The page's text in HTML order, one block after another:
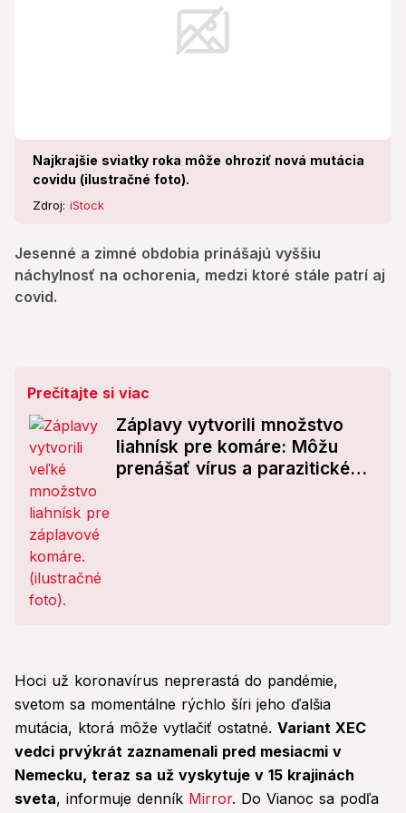
Najkrajšie sviatky roka môže ohroziť nová mutácia
covidu (ilustračné foto).
Zdroj: iStock
Jesenné a zimné obdobia prinášajú vyššiu
náchylnosť na ochorenia, medzi ktoré stále patrí aj
covid.
Prečítajte si viac
Záplavy vytvorili množstvo
liahnísk pre komáre: Môžu
prenášať vírus a parazitické
Hoci už koronavírus neprerastá do pandémie,
svetom sa momentálne rýchlo šíri jeho ďalšia
mutácia, ktorá môže vytlačiť ostatné. Variant XEC
vedci prvýkrát zaznamenali pred mesiacmi v
Nemecku, teraz sa už vyskytuje v 15 krajinách
sveta, informuje denník Mirror. Do Vianoc sa podľa